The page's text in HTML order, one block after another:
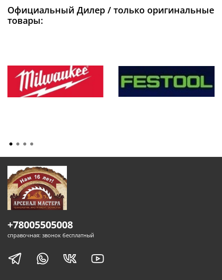
Официальный Дилер / только оригинальные
товары:
+78005505008
справочная: звонок бесплатный